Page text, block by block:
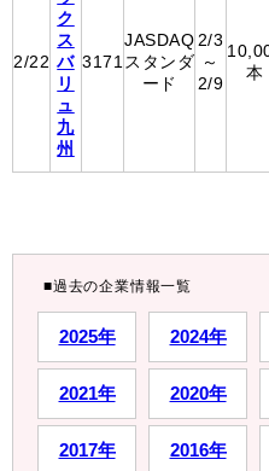
2/22
ク
ス
バ
リ
ュ
九
州
3171
JASDAQ
スタンダ
ード
2/3
～
2/9
本
■過去の企業情報一覧
2025年 2024年
2021年 2020年
2017年 2016年